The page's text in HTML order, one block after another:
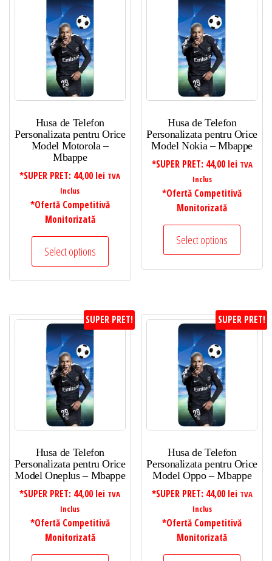
Husa de Telefon
Personalizata pentru Orice
Model Motorola –
Mbappe
*SUPER PRET: 44,00 lei TVA
Inclus
*Ofertă Competitivă
Monitorizată
Select options
Husa de Telefon
Personalizata pentru Orice
Model Nokia – Mbappe
*SUPER PRET: 44,00 lei TVA
Inclus
*Ofertă Competitivă
Monitorizată
Select options
SUPER PRET!
Husa de Telefon
Personalizata pentru Orice
Model Oneplus – Mbappe
*SUPER PRET: 44,00 lei TVA
Inclus
*Ofertă Competitivă
Monitorizată
SUPER PRET!
Husa de Telefon
Personalizata pentru Orice
Model Oppo – Mbappe
*SUPER PRET: 44,00 lei TVA
Inclus
*Ofertă Competitivă
Monitorizată